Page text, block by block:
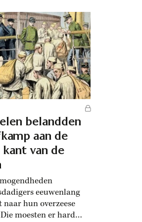
belandden
aan de
kant van de
eeuwenlang
naar hun overzeese
moesten er hard